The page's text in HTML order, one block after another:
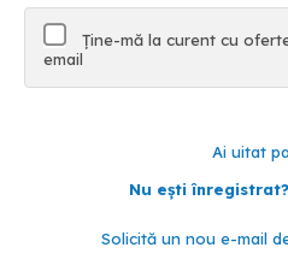
Ține-mă la curent cu
email
Ai uitat
Nu ești
Solicită un nou e-mail